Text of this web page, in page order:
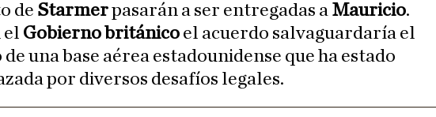
de Starmerpasarán a ser entregadas a Mauricio.
el Gobierno británico el acuerdo salvaguardaría el
una base aérea estadounidense que ha estado
por diversos desafíos legales.